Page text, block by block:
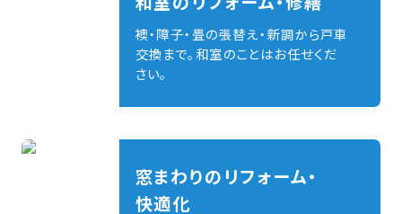
襖・障子・畳の張替え・新調から戸車
交換まで。和室のことはお任せくだ
さい。
窓まわりのリフォーム・
快適化